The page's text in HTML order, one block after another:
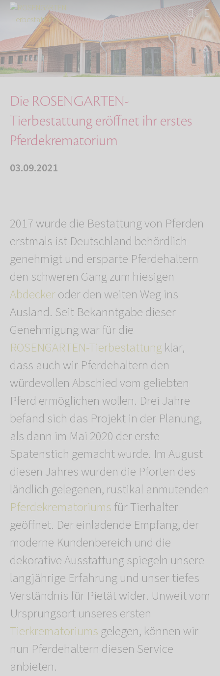
Start Über uns
Aktuelles
Neueröffnung Krematorium für Pferde
Die ROSENGARTEN-
Tierbestattung eröffnet ihr erstes
Pferdekrematorium
03.09.2021
2017 wurde die Bestattung von Pferden
erstmals ist Deutschland behördlich
genehmigt und ersparte Pferdehaltern
den schweren Gang zum hiesigen
Abdeckeroder den weiten Weg ins
Ausland. Seit Bekanntgabe dieser
Genehmigung war für die
ROSENGARTEN-Tierbestattungklar,
dass auch wir Pferdehaltern den
würdevollen Abschied vom geliebten
Pferd ermöglichen wollen. Drei Jahre
befand sich das Projekt in der Planung,
als dann im Mai 2020 der erste
Spatenstich gemacht wurde. Im August
diesen Jahres wurden die Pforten des
ländlich gelegenen, rustikal anmutenden
Pferdekrematoriumsfür Tierhalter
geöffnet. Der einladende Empfang, der
moderne Kundenbereich und die
dekorative Ausstattung spiegeln unsere
langjährige Erfahrung und unser tiefes
Verständnis für Pietät wider. Unweit vom
Ursprungsort unseres ersten
Tierkrematoriumsgelegen, können wir
nun Pferdehaltern diesen Service
anbieten.